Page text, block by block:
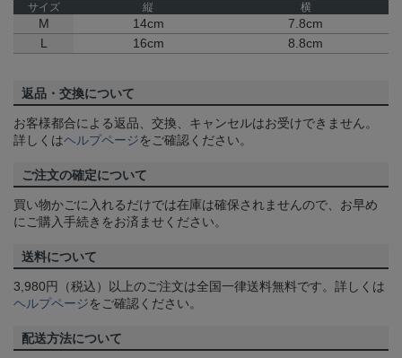
サイズ 縦 横
M 14cm
7.8cm
L
16cm 8.8cm
返品・交換について
お客様都合による返品、交換、キャンセルはお受けできません。
詳しくはヘルプページをご確認ください。
ご注文の確定について
買い物かごに入れるだけでは在庫は確保されませんので、お早め
にご購入手続きをお済ませください。
送料について
3,980円（税込）以上のご注文は全国一律送料無料です。詳しくは
ヘルプページをご確認ください。
配送方法について